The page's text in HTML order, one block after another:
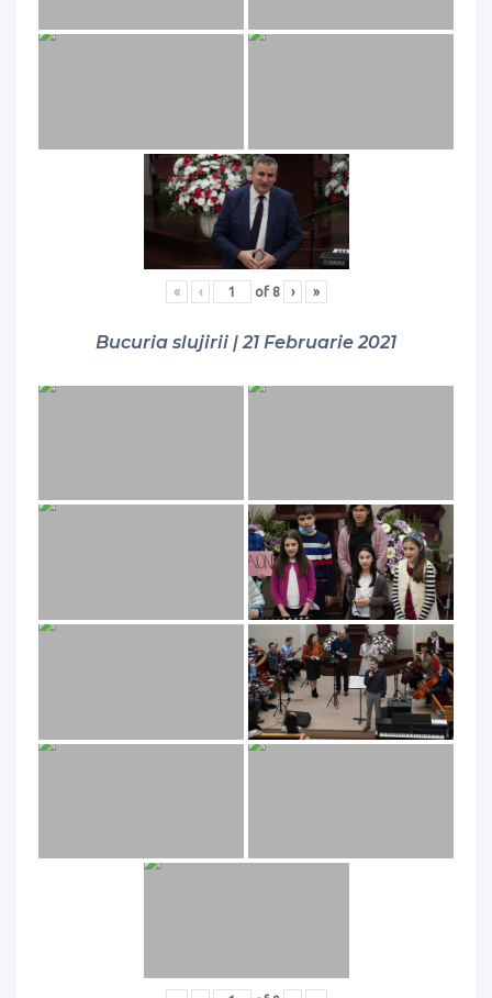
« ‹ of 8 › »
Bucuria slujirii | 21 Februarie 2021